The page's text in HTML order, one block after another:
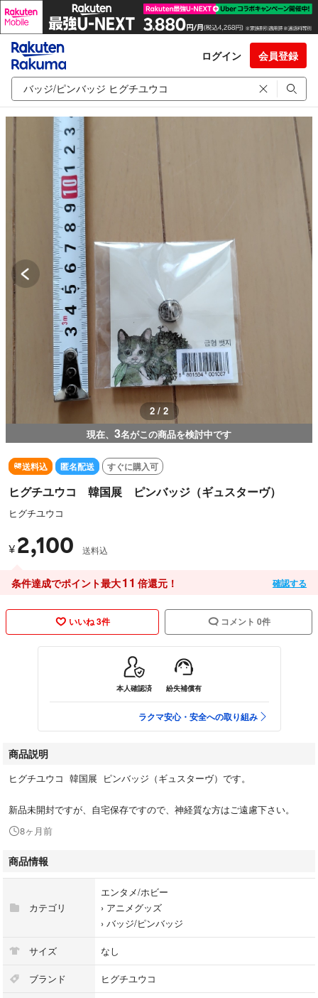
ログイン 会員登録
2 / 2
現在、 3名がこの商品を検討中です
送料込 匿名配送 すぐに購入可
ヒグチユウコ 韓国展 ピンバッジ（ギュスターヴ）
ヒグチユウコ
¥ 2,100 送料込
条件達成でポイント最大11 倍還元！ 確認する
いいね 3件 コメント 0件
本人確認済 紛失補償有
ラクマ安心・安全への取り組み
商品説明
ヒグチユウコ 韓国展 ピンバッジ（ギュスターヴ）です。
新品未開封ですが、自宅保存ですので、神経質な方はご遠慮下さい。
8ヶ月前
商品情報
カテゴリ
エンタメ/ホビー
› アニメグッズ
› バッジ/ピンバッジ
サイズ なし
ブランド ヒグチユウコ